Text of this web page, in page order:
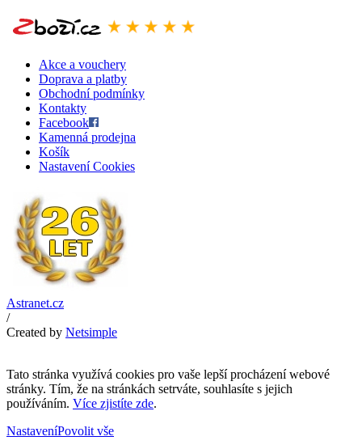
Akce a vouchery
Doprava a platby
Obchodní podmínky
Kontakty
Facebook
Kamenná prodejna
Košík
Nastavení Cookies
Astranet.cz
/
Created by Netsimple
Tato stránka využívá cookies pro vaše lepší procházení webové
stránky. Tím, že na stránkách setrváte, souhlasíte s jejich
používáním. Více zjistíte zde.
NastaveníPovolit vše